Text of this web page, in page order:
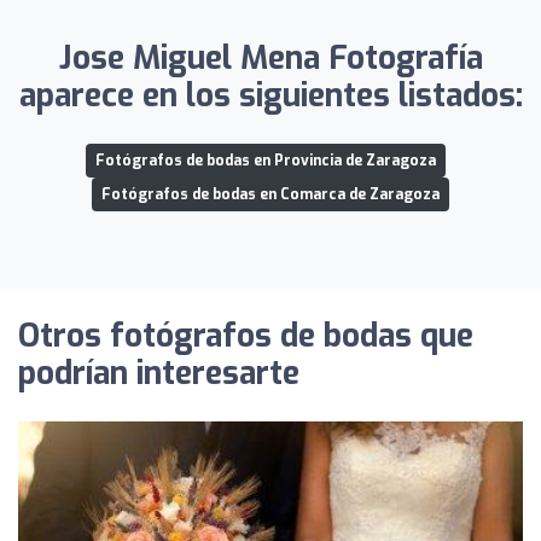
Jose Miguel Mena Fotografía
aparece en los siguientes listados:
Fotógrafos de bodas en Provincia de Zaragoza
Fotógrafos de bodas en Comarca de Zaragoza
Otros fotógrafos de bodas que
podrían interesarte